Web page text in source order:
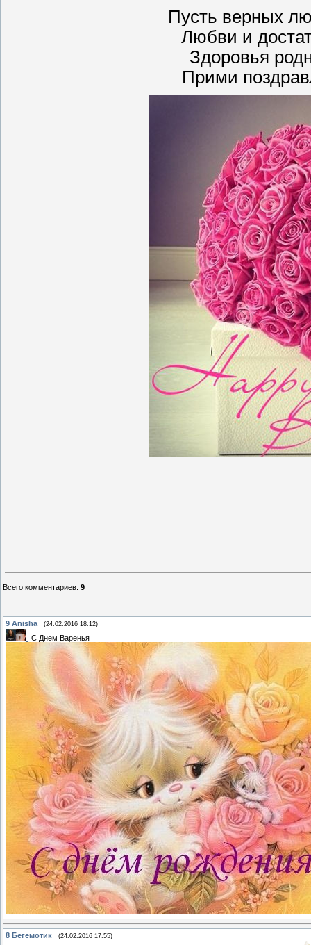
Пусть верных
Любви и
Здоровья
Прими
Всего комментариев: 9
9 Anisha (24.02.2016 18:12)
С Днем Варенья
8 Бегемотик (24.02.2016 17:55)